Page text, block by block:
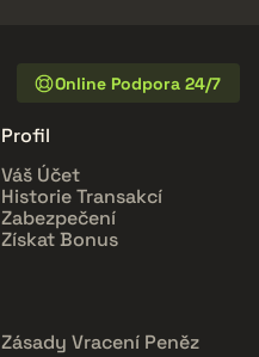
Online Podpora 24/7
Profil
Váš Účet
Historie Transakcí
Zabezpečení
Získat Bonus
Zásady Vracení Peněz